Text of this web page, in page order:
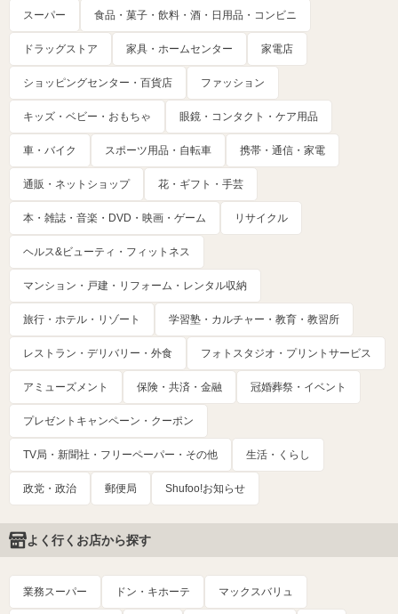
スーパー 食品・菓子・飲料・酒・日用品・コンビニ
ドラッグストア 家具・ホームセンター 家電店
ショッピングセンター・百貨店 ファッション
キッズ・ベビー・おもちゃ 眼鏡・コンタクト・ケア用品
車・バイク スポーツ用品・自転車 携帯・通信・家電
通販・ネットショップ 花・ギフト・手芸
本・雑誌・音楽・DVD・映画・ゲーム リサイクル
ヘルス&ビューティ・フィットネス
マンション・戸建・リフォーム・レンタル収納
旅行・ホテル・リゾート 学習塾・カルチャー・教育・教習所
レストラン・デリバリー・外食 フォトスタジオ・プリントサービス
アミューズメント 保険・共済・金融 冠婚葬祭・イベント
プレゼントキャンペーン・クーポン
TV局・新聞社・フリーペーパー・その他 生活・くらし
政党・政治 郵便局 Shufoo!お知らせ
よく行くお店から探す
業務スーパー ドン・キホーテ マックスバリュ